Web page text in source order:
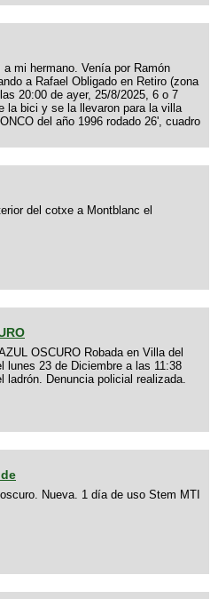
a mi hermano. Venía por Ramón
a Rafael Obligado en Retiro (zona
20:00 de ayer, 25/8/2025, 6 o 7
la bici y se la llevaron para la villa
del año 1996 rodado 26', cuadro
del cotxe a Montblanc el
OSCURO Robada en Villa del
lunes 23 de Diciembre a las 11:38
ladrón. Denuncia policial realizada.
Nueva. 1 día de uso Stem MTI